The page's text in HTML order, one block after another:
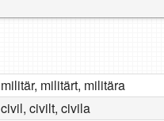
militär, militärt, militära
civil, civilt, civila